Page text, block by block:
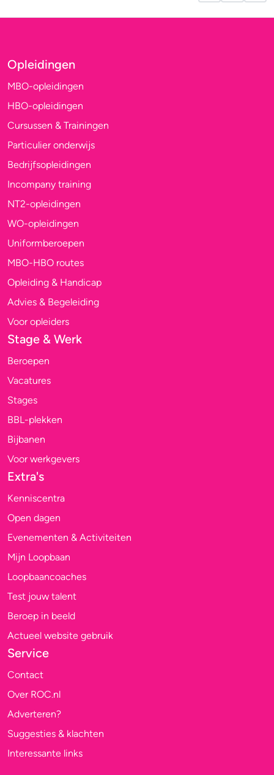
Opleidingen
MBO-opleidingen
HBO-opleidingen
Cursussen & Trainingen
Particulier onderwijs
Bedrijfsopleidingen
Incompany training
NT2-opleidingen
WO-opleidingen
Uniformberoepen
MBO-HBO routes
Opleiding & Handicap
Advies & Begeleiding
Voor opleiders
Stage & Werk
Beroepen
Vacatures
Stages
BBL-plekken
Bijbanen
Voor werkgevers
Extra's
Kenniscentra
Open dagen
Evenementen & Activiteiten
Mijn Loopbaan
Loopbaancoaches
Test jouw talent
Beroep in beeld
Actueel website gebruik
Service
Contact
Over ROC.nl
Adverteren?
Suggesties & klachten
Interessante links